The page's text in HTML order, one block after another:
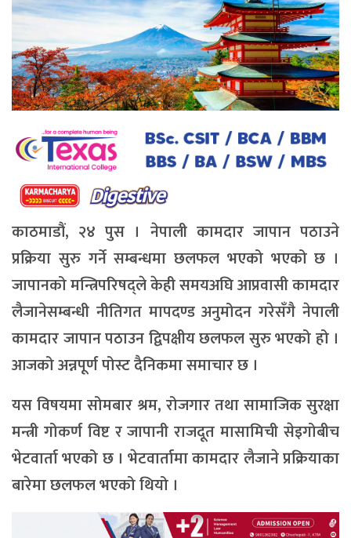
काठमाडौं, २४ पुस । नेपाली कामदार जापान पठाउने
प्रक्रिया सुरु गर्ने सम्बन्धमा छलफल भएको भएको छ ।
जापानको मन्त्रिपरिषद्ले केही समयअघि आप्रवासी कामदार
लैजानेसम्बन्धी नीतिगत मापदण्ड अनुमोदन गरेसँगै नेपाली
कामदार जापान पठाउन द्विपक्षीय छलफल सुरु भएको हो ।
आजको अन्नपूर्ण पोस्ट दैनिकमा समाचार छ ।
यस विषयमा सोमबार श्रम, रोजगार तथा सामाजिक सुरक्षा
मन्त्री गोकर्ण विष्ट र जापानी राजदूत मासामिची सेइगोबीच
भेटवार्ता भएको छ । भेटवार्तामा कामदार लैजाने प्रक्रियाका
बारेमा छलफल भएको थियो ।